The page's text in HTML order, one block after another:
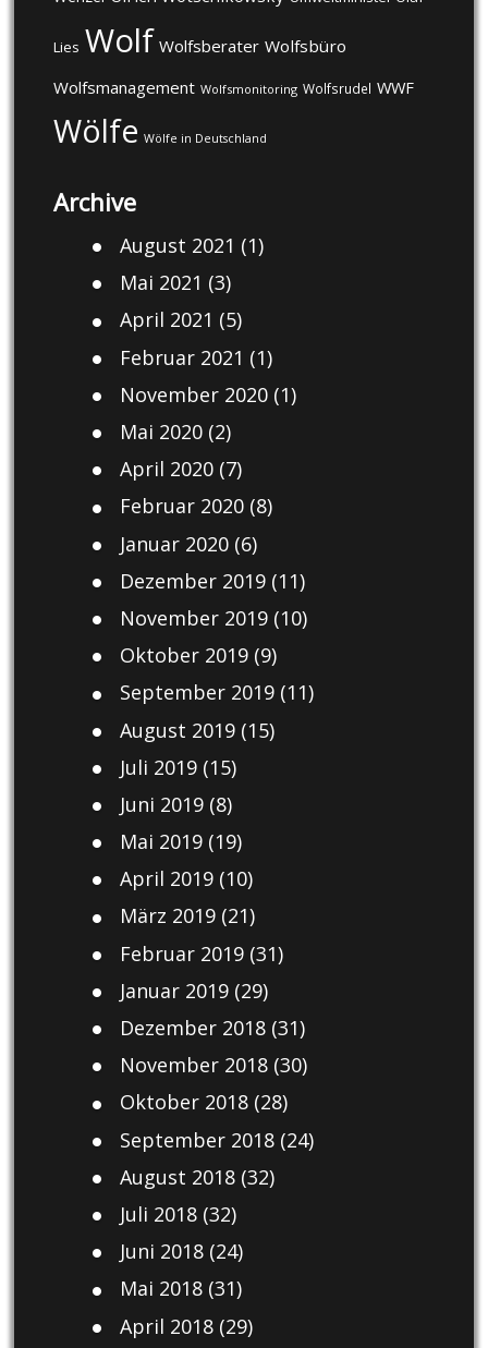
Lies Wolf Wolfsberater Wolfsbüro
Wolfsmanagement Wolfsmonitoring Wolfsrudel WWF
Wölfe Wölfe in Deutschland
Archive
August 2021 (1)
Mai 2021 (3)
April 2021 (5)
Februar 2021 (1)
November 2020(1)
Mai 2020(2)
April 2020(7)
Februar 2020(8)
Januar 2020(6)
Dezember 2019(11)
November 2019(10)
Oktober 2019(9)
September 2019(11)
August 2019(15)
Juli 2019(15)
Juni 2019(8)
Mai 2019(19)
April 2019(10)
März 2019(21)
Februar 2019(31)
Januar 2019(29)
Dezember 2018(31)
November 2018(30)
Oktober 2018(28)
September 2018(24)
August 2018(32)
Juli 2018(32)
Juni 2018(24)
Mai 2018(31)
April 2018(29)